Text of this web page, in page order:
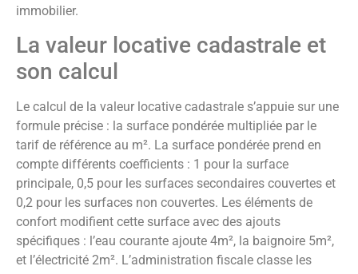
immobilier.
La valeur locative cadastrale et
son calcul
Le calcul de la valeur locative cadastrale s’appuie sur une
formule précise : la surface pondérée multipliée par le
tarif de référence au m². La surface pondérée prend en
compte différents coefficients : 1 pour la surface
principale, 0,5 pour les surfaces secondaires couvertes et
0,2 pour les surfaces non couvertes. Les éléments de
confort modifient cette surface avec des ajouts
spécifiques : l’eau courante ajoute 4m², la baignoire 5m²,
et l’électricité 2m². L’administration fiscale classe les